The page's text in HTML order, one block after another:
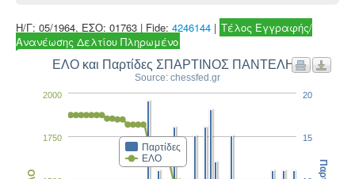
Η/Γ: 05/1964, ΕΣΟ: 01763 | Fide: 4246144 | Τέλος Εγγραφής/
Ανανέωσης Δελτίου Πληρωμένο
ΕΛΟ και Παρτίδες ΣΠΑΡΤΙΝΟΣ ΠΑΝΤΕΛΗΣ
Source: chessfed.gr
Παρτίδες
ΕΛΟ
2000
1750 15
20